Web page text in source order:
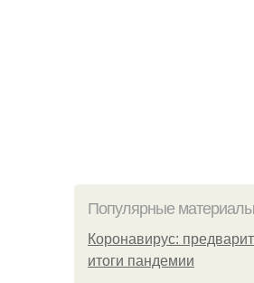
Популярные материалы
Коронавирус:
итоги пандемии